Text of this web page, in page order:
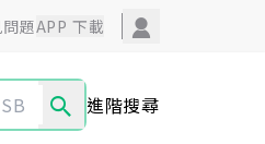
題APP 下載
進階搜尋